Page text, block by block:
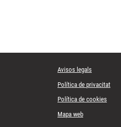
Avisos legals
Política de privacitat
Política de cookies
Mapa web